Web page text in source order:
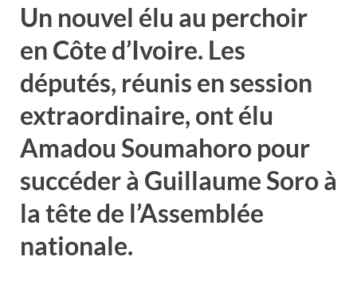
Un nouvel élu au perchoir
en Côte d’Ivoire. Les
députés, réunis en session
extraordinaire, ont élu
Amadou Soumahoro pour
succéder à Guillaume Soro à
la tête de l’Assemblée
nationale.